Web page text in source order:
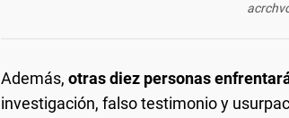
Además, otras diez personas
investigación, falso testimonio y